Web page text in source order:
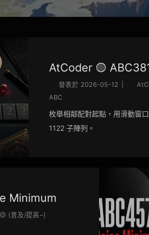
AtCoder 🟡
發表於 2026-05-12
ABC
枚舉相鄰配對起點，用滑動窗
1122 子陣列。
Minimum
🟡 (普及/提高−)